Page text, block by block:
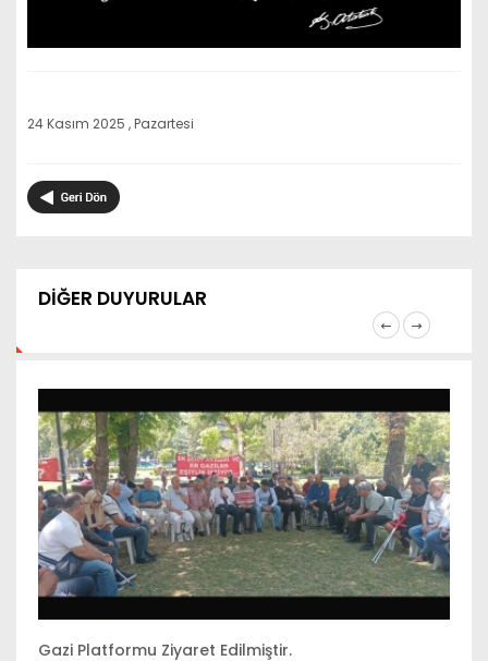
24 Kasım 2025 , Pazartesi
DİĞER DUYURULAR
Gazi Platformu Ziyaret Edilmiştir.